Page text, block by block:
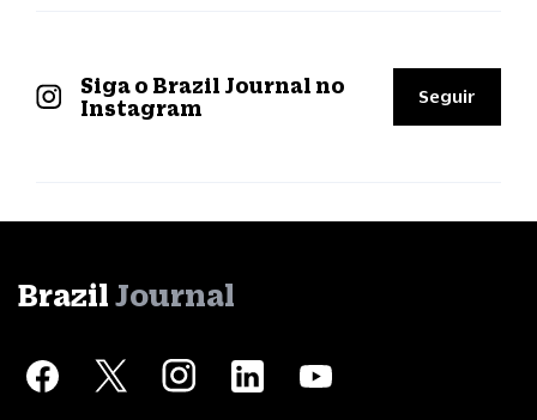
Siga o Brazil Journal no
Instagram
Seguir
Brazil Journal